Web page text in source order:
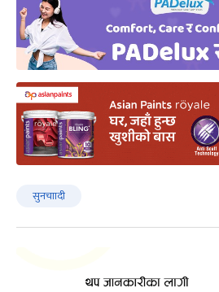
सुनचाादी